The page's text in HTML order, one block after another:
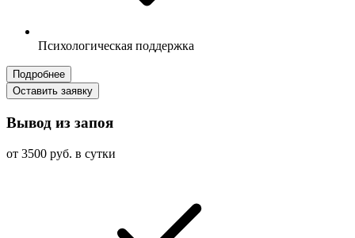
Психологическая поддержка
Подробнее
Оставить заявку
Вывод из запоя
от 3500 руб. в сутки